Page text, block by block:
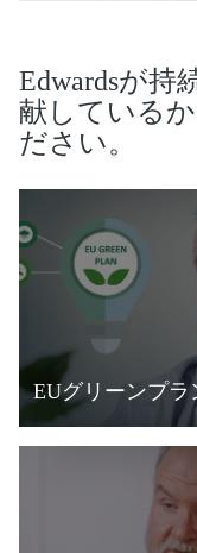
Edwardsが持
献している
ださい。
EUグリーンプラ